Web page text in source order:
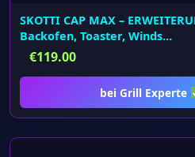
SKOTTI CAP MAX –
Backofen, Toaster, Winds…
€119.00
bei Grill Experte